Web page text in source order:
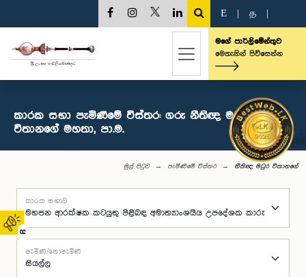
02
E த
මගේ පාර්ලිමේන්තුව
මෙතැනින් පිවිසෙන්න
කාරක සභා පැමිණීමේ විස්තර: ගරු නීතිඥ මධුර
විතානගේ මහතා, පා.ම.
මුල් පිටුව පැමිණීමේ විස්තර නීතිඥ මධුර විතානගේ
කාරක සභාව
පැමිණි/නොපැමිණි